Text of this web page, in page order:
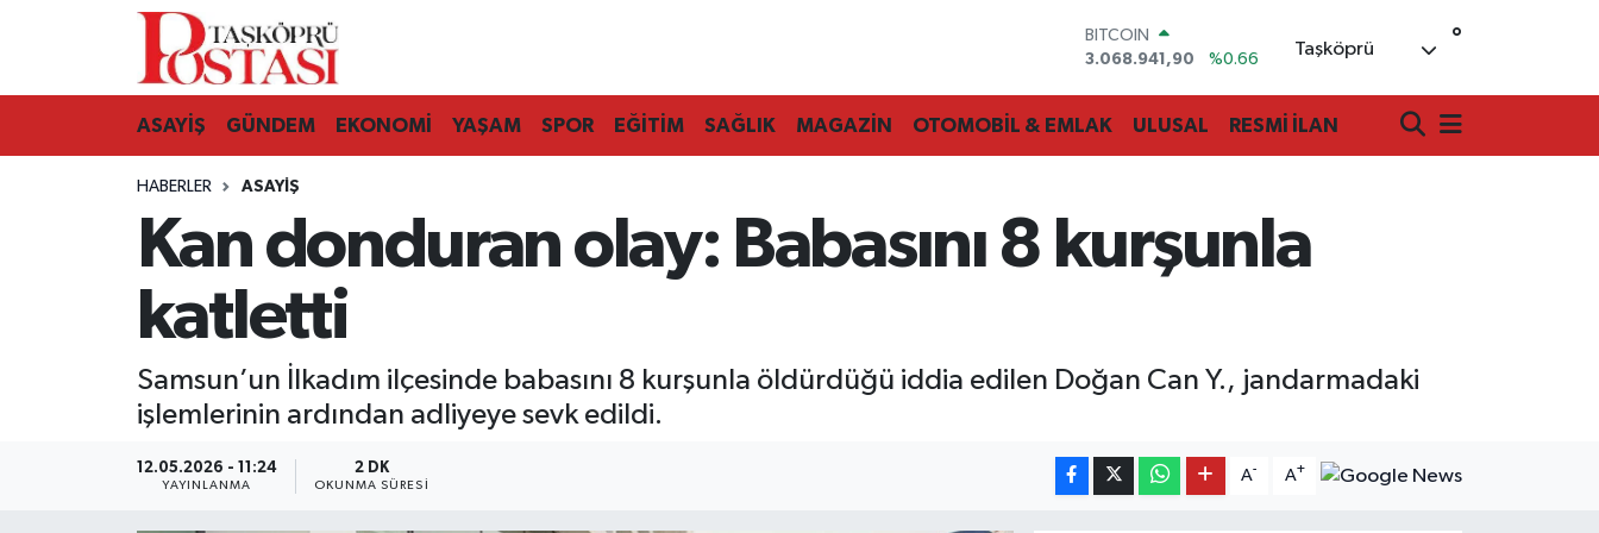
BITCOIN
3.068.941,90
%0.66
EURO
55,0700
%0.1
6518.23
%0.39
Taşköprü °
ASAYİŞ GÜNDEM EKONOMİ YAŞAM SPOR EĞİTİM SAĞLIK MAGAZİN OTOMOBİL & EMLAK ULUSAL RESMİ İLAN
HABERLER ASAYIŞ
Kan donduran olay: Babasını 8 kurşunla
katletti
Samsun’un İlkadım ilçesinde babasını 8 kurşunla öldürdüğü iddia edilen Doğan Can Y., jandarmadaki
işlemlerinin ardından adliyeye sevk edildi.
12.05.2026 - 11:24
YAYINLANMA
2 DK
OKUNMA SÜRESI
A- A+
Kastamonu Vefat Edenler
Araç Haberleri
Azdavay Haberleri
Bozkurt Haberleri